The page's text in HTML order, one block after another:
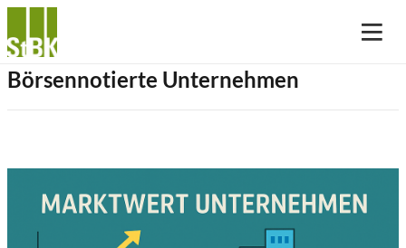
Börsennotierte Unternehmen